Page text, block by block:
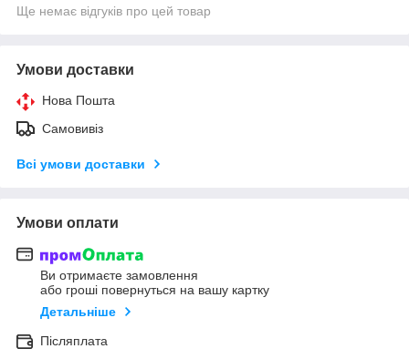
Ще немає відгуків про цей товар
Умови доставки
Нова Пошта
Самовивіз
Всі умови доставки
Умови оплати
Ви отримаєте замовлення
або гроші повернуться на вашу картку
Детальніше
Післяплата